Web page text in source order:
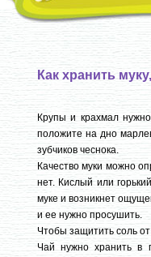
Как хранить
Крупы и крахмал
положите на дно
зубчиков чеснока.
Качество муки можно
нет. Кислый или
муке и возникнет
и ее нужно просушить.
Чтобы защитить соль от
Чай нужно хранить в